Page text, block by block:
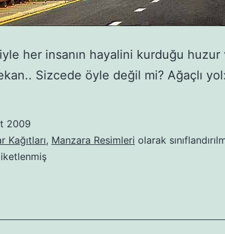
her insanın hayalini kurduğu
Sizcede öyle değil mi? Ağaçlı
2009
Kağıtları, Manzara Resimleri olarak